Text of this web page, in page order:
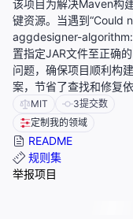
该项目为解决Maven构
键资源。当遇到
aggdesigner-
置指定JAR文件至正确
问题，确保项目顺利构
案，节省了查找和修复
MIT 3提交数
定制我的领域
README
规则集
举报项目